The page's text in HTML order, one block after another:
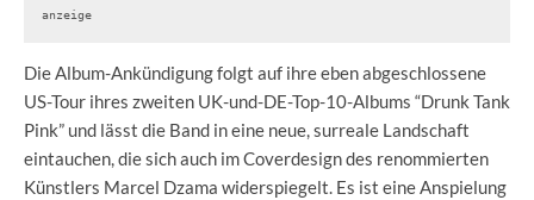
anzeige
Die Album-Ankündigung folgt auf ihre eben abgeschlossene
US-Tour ihres zweiten UK-und-DE-Top-10-Albums “Drunk Tank
Pink” und lässt die Band in eine neue, surreale Landschaft
eintauchen, die sich auch im Coverdesign des renommierten
Künstlers Marcel Dzama widerspiegelt. Es ist eine Anspielung